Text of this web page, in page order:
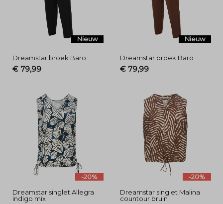
Nieuw
Dreamstar broek Baro
€ 79,99
Nieuw
Dreamstar broek Baro
€ 79,99
-20%
Dreamstar singlet Allegra
indigo mix
-20%
Dreamstar singlet Malina
countour bruin